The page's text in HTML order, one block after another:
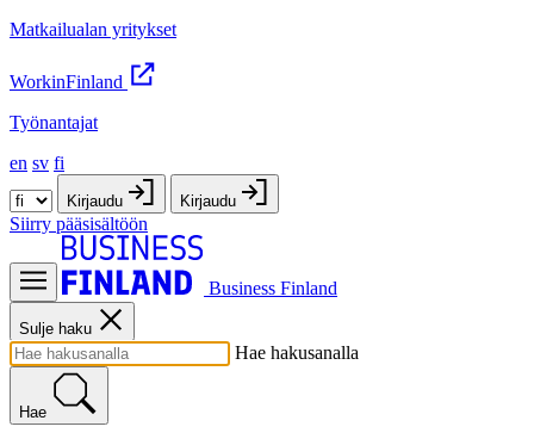
Matkailualan yritykset
WorkinFinland
Työnantajat
en sv fi
Kirjaudu Kirjaudu
Siirry pääsisältöön
Business Finland
Sulje haku
Hae hakusanalla
Hae